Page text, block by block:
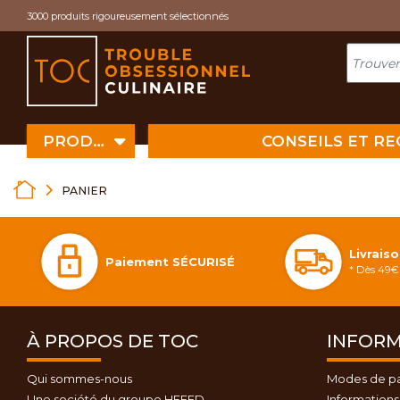
3000 produits rigoureusement sélectionnés
PRODUITS CONSEILS ET
PANIER
Paiement SÉCURISÉ
* Dès
À PROPOS DE TOC
Qui sommes-nous
Modes de